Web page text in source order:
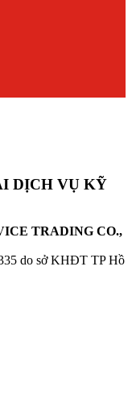
DỊCH VỤ KỸ
TRADING CO.,
do sở KHĐT TP Hồ